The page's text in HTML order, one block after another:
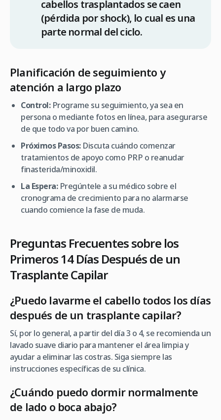
cabellos trasplantados se caen
(pérdida por shock), lo cual es una
parte normal del ciclo.
Planificación de seguimiento y
atención a largo plazo
Control:Programe su seguimiento, ya sea en
persona o mediante fotos en línea, para asegurarse
de que todo va por buen camino.
Próximos Pasos:Discuta cuándo comenzar
tratamientos de apoyo como PRP o reanudar
finasterida/minoxidil.
La Espera:Pregúntele a su médico sobre el
cronograma de crecimiento para no alarmarse
cuando comience la fase de muda.
Preguntas Frecuentes sobre los
Primeros 14 Días Después de un
Trasplante Capilar
¿Puedo lavarme el cabello todos los días
después de un trasplante capilar?
Sí, por lo general, a partir del día 3 o 4, se recomienda un
lavado suave diario para mantener el área limpia y
ayudar a eliminar las costras. Siga siempre las
instrucciones específicas de su clínica.
¿Cuándo puedo dormir normalmente
de lado o boca abajo?